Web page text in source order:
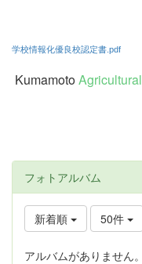
学校情報化優良校認定書.pdf
KumamotoAgricultural
フォトアルバム
新着順 50件
アルバムがありません。